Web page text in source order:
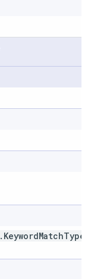
. KeywordMatchType